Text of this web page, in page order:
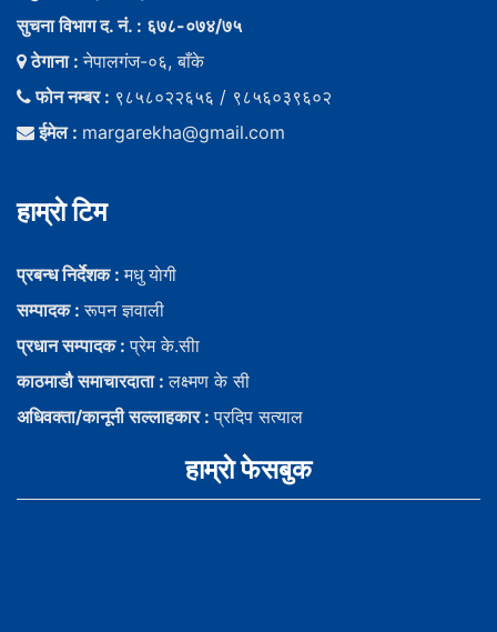
सुचना विभाग द. नं. : ६७८-०७४/७५
ठेगाना :नेपालगंज-०६, बाँके
फोन नम्बर : ९८५८०२२६५६ / ९८५६०३९६०२
ईमेल : margarekha@gmail.com
हाम्राे टिम
प्रबन्ध निर्देशक :मधु याेगी
सम्पादक :रूपन ज्ञवाली
प्रधान सम्पादक :प्रेम के.सीा
काठमाडौ समाचारदाता :लक्ष्मण के सी
अधिवक्ता/कानूनी सल्लाहकार :प्रदिप सत्याल
हाम्राे फेसबुक